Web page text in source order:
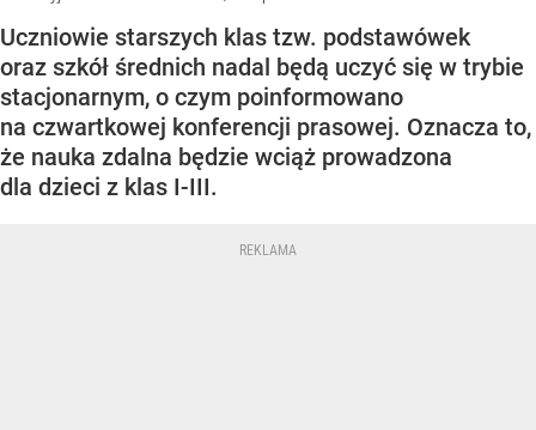
Uczniowie starszych klas tzw. podstawówek
oraz szkół średnich nadal będą uczyć się w trybie
stacjonarnym, o czym poinformowano
na czwartkowej konferencji prasowej. Oznacza to,
że nauka zdalna będzie wciąż prowadzona
dla dzieci z klas I-III.